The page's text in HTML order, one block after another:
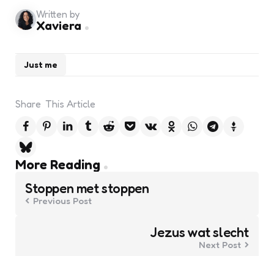
Just me
Written by
Xaviera
Share This Article
More Reading
Post
navigation
Stoppen met stoppen
Previous Post
Jezus wat slecht
Next Post